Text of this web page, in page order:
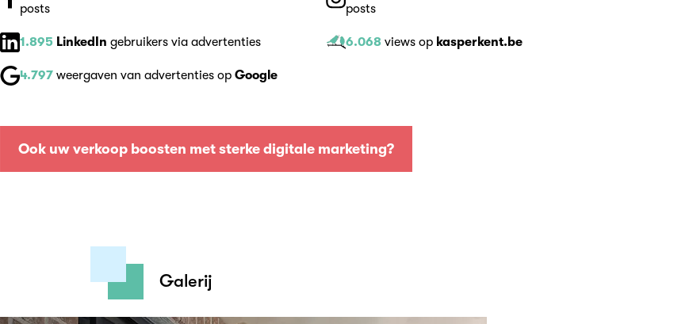
posts
posts
1.895 LinkedIn gebruikers via advertenties 6.068 views op kasperkent.be
4.797 weergaven van advertenties op Google
Ook uw verkoop boosten met sterke digitale marketing?
Galerij